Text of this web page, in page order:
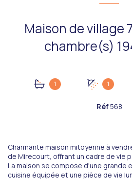
Maison de village 7 pièce(s) 4
1 1
Réf568
Charmante maison mitoyenne à
de Mirecourt, offrant un cadre de vie
La maison se compose d'une grande
cuisine équipée et une pièce de vie